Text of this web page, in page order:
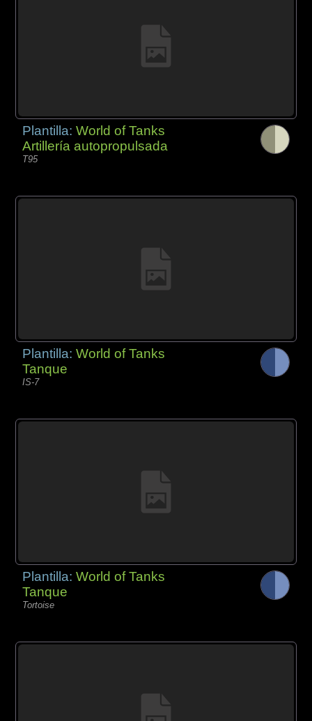
Plantilla:World of Tanks
Artillería autopropulsada
T95
Plantilla:World of Tanks
Tanque
IS-7
Plantilla:World of Tanks
Tanque
Tortoise